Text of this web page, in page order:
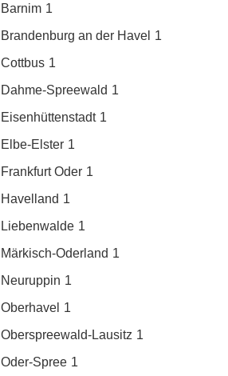
Barnim 1
Brandenburg an der Havel 1
Cottbus 1
Dahme-Spreewald 1
Eisenhüttenstadt 1
Elbe-Elster 1
Frankfurt Oder 1
Havelland 1
Liebenwalde 1
Märkisch-Oderland 1
Neuruppin 1
Oberhavel 1
Oberspreewald-Lausitz 1
Oder-Spree 1